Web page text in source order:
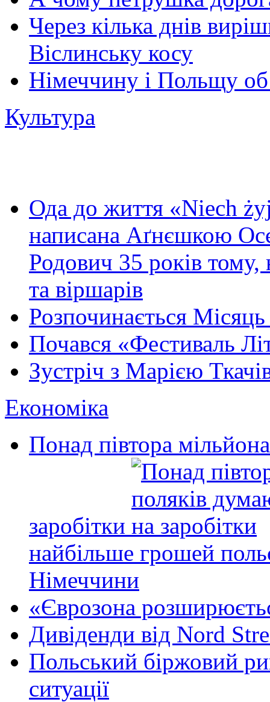
Через кілька днів
Віслинську косу
Німеччину і Польщу
Культура
Ода до життя «Niech
написана Аґнєшкою
Родович 35 років тому,
та віршарів
Розпочинається
Почався «Фестиваль
Зустріч з Марією
Економіка
Понад півтора
заробітки
найбільше грошей
Німеччини
«Єврозона
Дивіденди від Nord
Польський біржовий
ситуації